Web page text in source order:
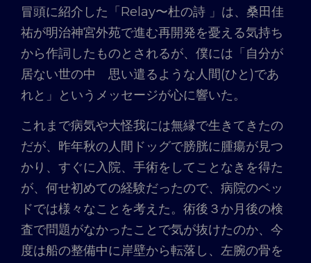
冒頭に紹介した「Relay〜杜の詩 」は、桑田佳
祐が明治神宮外苑で進む再開発を憂える気持ち
から作詞したものとされるが、僕には「自分が
居ない世の中 思い遣るような人間(ひと)であ
れと」というメッセージが心に響いた。
これまで病気や大怪我には無縁で生きてきたの
だが、昨年秋の人間ドッグで膀胱に腫瘍が見つ
かり、すぐに入院、手術をしてことなきを得た
が、何せ初めての経験だったので、病院のベッ
ドでは様々なことを考えた。術後３か月後の検
査で問題がなかったことで気が抜けたのか、今
度は船の整備中に岸壁から転落し、左腕の骨を